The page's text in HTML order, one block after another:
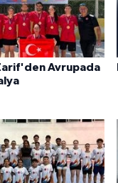
Avrupada